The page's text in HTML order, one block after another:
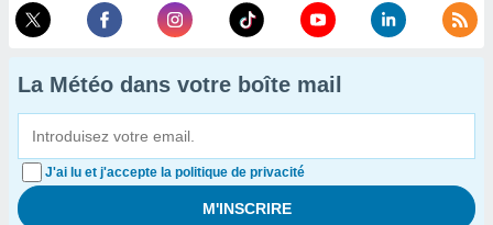
La Météo dans votre boîte mail
J'ai lu et j'accepte la politique de privacité